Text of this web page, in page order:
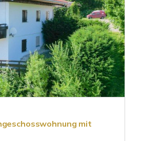
mit